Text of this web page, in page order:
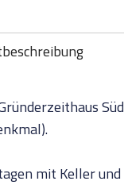
mit Keller